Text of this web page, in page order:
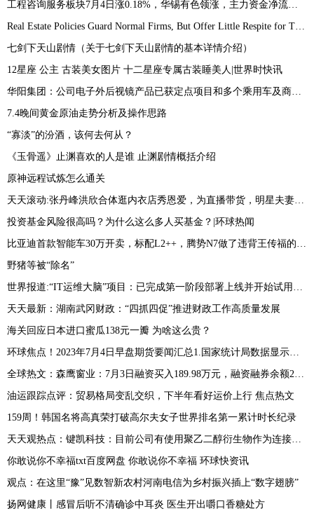
七剑下天山剧情（关于七剑下天山剧情的基本详情介绍）
12星座 公主 古装美女图片 十二星座专属古装睡美人|世界时快讯
7.4晚间黄金原油走势分析及操作思路
“寡淡”的汾酒，该何去何从？
《玉骨遥》止渊喜欢的人是谁 止渊剧情概括介绍
原神远程试炼怎么通关
投资基金风险很高吗？为什么这么多人买基金？|环球热闻
野猪等被“除名”
天天最新：湖南武冈财政：“四抓四促”推进财政工作高质量发展
海关回应日本进口蜜瓜138元一瓣 为啥这么贵？
油运跟踪点评：贸易格局变乱交织，下半年看好运价上行 焦点热文
159周！韩国名将高真荣打破高尔夫女子世界排名第一累计时长纪录
你敢说你不幸福txt百度网盘 你敢说你不幸福 环球快资讯
观点：在这里“豫”见数智新农村河南电信为乡村振兴插上“数字翅膀”
扬网健康丨感冒后听不清确诊中耳炎 医生开出嚼口香糖处方